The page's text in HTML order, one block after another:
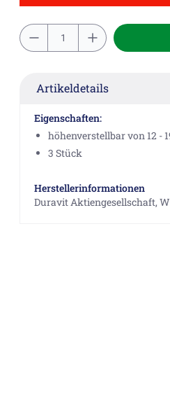
Artikeldetails
Eigenschaften:
höhenverstellbar von 12 -
3 Stück
Herstellerinformationen
Duravit Aktiengesellschaft,